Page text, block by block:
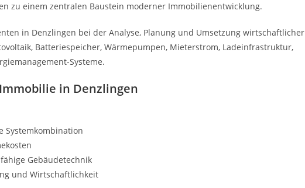
zu einem zentralen Baustein moderner Immobilienentwicklung.
in Denzlingen bei der Analyse, Planung und Umsetzung wirtschaftlicher
Batteriespeicher, Wärmepumpen, Mieterstrom, Ladeinfrastruktur,
Systeme.
in Denzlingen
Systemkombination
Gebäudetechnik
und Wirtschaftlichkeit